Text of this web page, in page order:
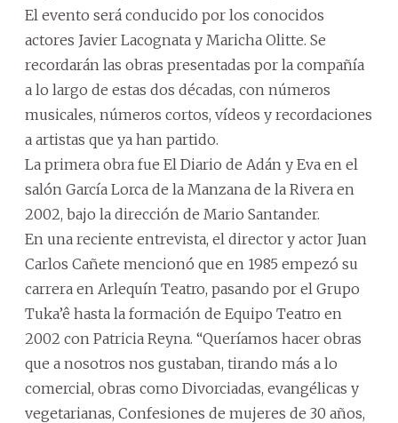
El evento será conducido por los conocidos
actores Javier Lacognata y Maricha Olitte. Se
recordarán las obras presentadas por la compañía
a lo largo de estas dos décadas, con números
musicales, números cortos, vídeos y recordaciones
a artistas que ya han partido.
La primera obra fue El Diario de Adán y Eva en el
salón García Lorca de la Manzana de la Rivera en
2002, bajo la dirección de Mario Santander.
En una reciente entrevista, el director y actor Juan
Carlos Cañete mencionó que en 1985 empezó su
carrera en Arlequín Teatro, pasando por el Grupo
Tuka’ê hasta la formación de Equipo Teatro en
2002 con Patricia Reyna. “Queríamos hacer obras
que a nosotros nos gustaban, tirando más a lo
comercial, obras como Divorciadas, evangélicas y
vegetarianas, Confesiones de mujeres de 30 años,